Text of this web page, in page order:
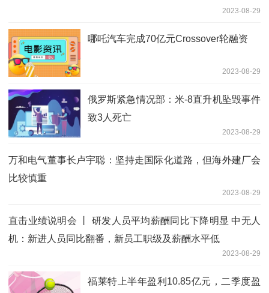
2023-08-29
哪吒汽车完成70亿元Crossover轮融资
2023-08-29
俄罗斯紧急情况部：米-8直升机坠毁事件
致3人死亡
2023-08-29
万和电气董事长卢宇聪：坚持走国际化道路，但海外建厂会
比较慎重
2023-08-29
直击业绩说明会 丨 研发人员平均薪酬同比下降明显 中无人
机：新进人员同比翻番，新员工职级及薪酬水平低
2023-08-29
福莱特上半年盈利10.85亿元，二季度盈